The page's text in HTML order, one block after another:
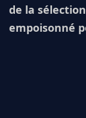
de la
empoisonné